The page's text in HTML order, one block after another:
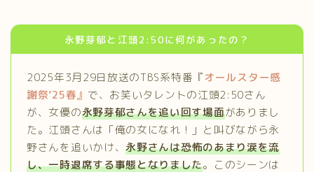
永野芽郁と江頭2:50に何があったの？
2025年3月29日放送のTBS系特番『オールスター感
謝祭’25春』 で、お笑いタレントの江頭2:50さん
が、女優の永野芽郁さんを追い回す場面がありまし
た。​江頭さんは「俺の女になれ！」と叫びながら永
野さんを追いかけ、永野さんは恐怖のあまり涙を流
し、一時退席する事態となりました。​このシーンは